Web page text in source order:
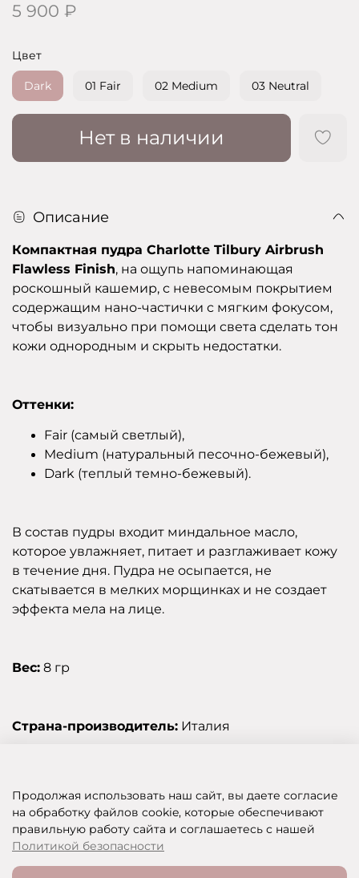
5 900 ₽
Нет в наличии
Цвет
Dark 01 Fair 02 Medium 03 Neutral
Описание
Компактная пудра Charlotte Tilbury Airbrush
Flawless Finish, на ощупь напоминающая
роскошный кашемир, с невесомым покрытием
содержащим нано-частички с мягким фокусом,
чтобы визуально при помощи света сделать тон
кожи однородным и скрыть недостатки.
Оттенки:
Fair (самый светлый),
Medium (натуральный песочно-бежевый),
Dark (теплый темно-бежевый).
В состав пудры входит миндальное масло,
которое увлажняет, питает и разглаживает кожу
в течение дня. Пудра не осыпается, не
скатывается в мелких морщинках и не создает
эффекта мела на лице.
Вес: 8 гр
Страна-производитель: Италия
SHOP OF BEAUTY - МУЛЬТИБРЕНДОВЫЙ ИНТЕРНЕТ-МАГАЗИН КОСМЕТИКИ
Продолжая использовать наш сайт, вы даете согласие
на обработку файлов cookie, которые обеспечивают
правильную работу сайта и соглашаетесь с нашей
Политикой безопасности